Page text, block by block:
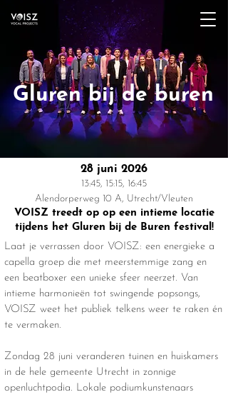
Gluren bij de buren
28 juni 2026
13:45, 15:15, 16:45
Alendorperweg 10 A, Utrecht/Vleuten
VOISZ treedt op op een intieme locatie
tijdens het Gluren bij de Buren festival!
Laat je verrassen door VOISZ: een energieke a
capella groep die met meerstemmige zang en
een beatboxer een unieke sfeer neerzet. Van
intieme harmonieën tot swingende popsongs,
VOISZ weet het publiek telkens weer te raken én
te vermaken.
Zondag 28 juni veranderen tuinen en huiskamers
in de hele gemeente Utrecht in zonnige
openluchtpodia. Lokale podiumkunstenaars